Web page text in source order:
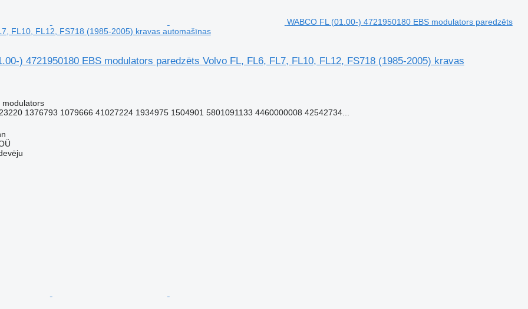
WABCO FL (01.00-) 4721950180 EBS modulators paredzēts
FL10, FL12, FS718 (1985-2005) kravas automašīnas
) 4721950180 EBS modulators paredzēts Volvo FL, FL6, FL7, FL10, FL12, FS718 (1985-2005) kravas
modulators
1376793 1079666 41027224 1934975 1504901 5801091133 4460000008 42542734...